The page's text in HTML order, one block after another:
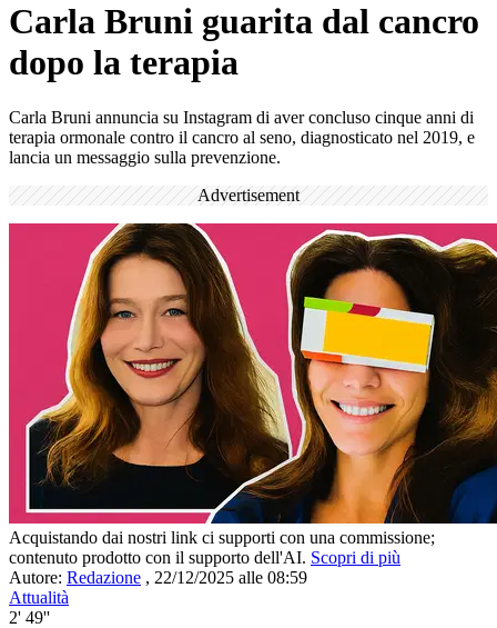
Carla Bruni guarita dal cancro
dopo la terapia
Carla Bruni annuncia su Instagram di aver concluso cinque anni di
terapia ormonale contro il cancro al seno, diagnosticato nel 2019, e
lancia un messaggio sulla prevenzione.
Advertisement
Acquistando dai nostri link ci supporti con una commissione;
contenuto prodotto con il supporto dell'AI. Scopri di più
Autore: Redazione , 22/12/2025 alle 08:59
Attualità
2' 49''